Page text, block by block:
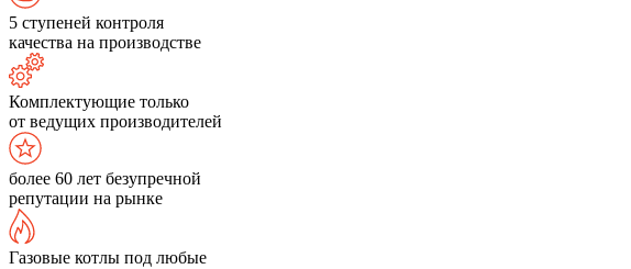
5 ступеней контроля
качества на производстве
Комплектующие только
от ведущих производителей
более 60 лет безупречной
репутации на рынке
Газовые котлы под любые